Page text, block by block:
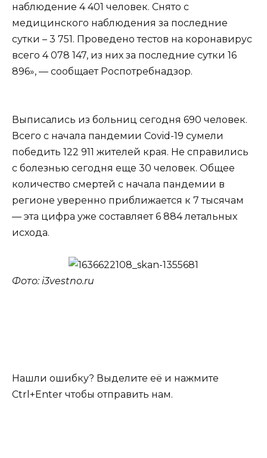
наблюдение 4 401 человек. Снято с
медицинского наблюдения за последние
сутки – 3 751. Проведено тестов на коронавирус
всего 4 078 147, из них за последние сутки 16
896», — сообщает Роспотребнадзор.
Выписались из больниц сегодня 690 человек.
Всего с начала пандемии Covid-19 сумели
победить 122 911 жителей края. Не справились
с болезнью сегодня еще 30 человек. Общее
количество смертей с начала пандемии в
регионе уверенно приближается к 7 тысячам
— эта цифра уже составляет 6 884 летальных
исхода.
Фото: i3vestno.ru
Нашли ошибку? Выделите её и нажмите
Ctrl+Enter чтобы отправить нам.